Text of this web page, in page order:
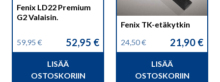
Fenix LD22 Premium
G2 Valaisin.
59,95 €
Alkuperäinen
hinta
59,95 €.
52,95 €
Nykyinen
hinta
52,95 €.
LISÄÄ
OSTOSKORIIN
Fenix TK-etäkytkin
24,50€
Alkuperäinen
hinta
24,50 €.
21,90 €
Nykyinen
hinta
21,90 €.
LISÄÄ
OSTOSKORIIN